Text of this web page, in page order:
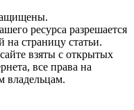
ресурса разрешается
на страницу статьи.
взяты с открытых
все права на
владельцам.